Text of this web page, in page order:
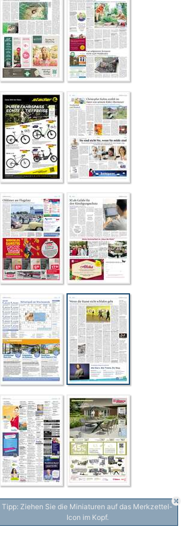
Tipp: Ziehen Sie die Miniaturen auf das Merkzettel-
Icon im Kopf.